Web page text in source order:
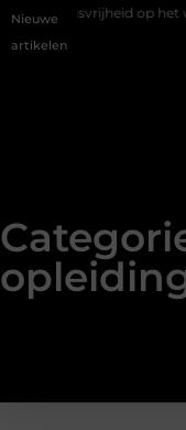
Nieuwe
artikelen
op het werk